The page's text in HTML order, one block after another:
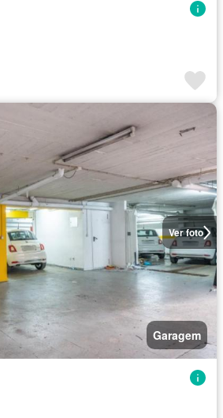
Ver foto
Garagem